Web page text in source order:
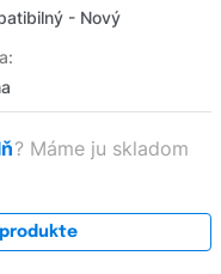
- Nový
? Máme ju skladom